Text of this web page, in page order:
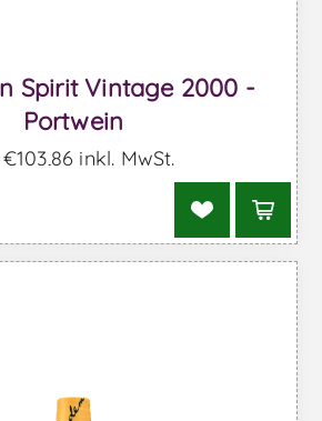
Spirit Vintage 2000 -
Portwein
inkl. MwSt.